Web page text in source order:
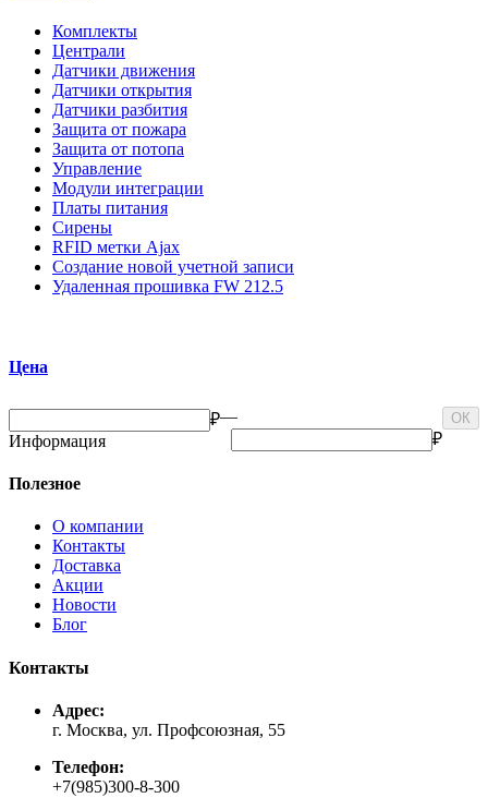
Комплекты
Централи
Датчики движения
Датчики открытия
Датчики разбития
Защита от пожара
Защита от потопа
Управление
Модули интеграции
Платы питания
Сирены
RFID метки Ajax
Создание новой учетной записи
Удаленная прошивка FW 212.5
Цена
₽— ОК
₽
Информация
Полезное
О компании
Контакты
Доставка
Акции
Новости
Блог
Контакты
Адрес:
г. Москва, ул. Профсоюзная, 55
Телефон:
+7(985)300-8-300